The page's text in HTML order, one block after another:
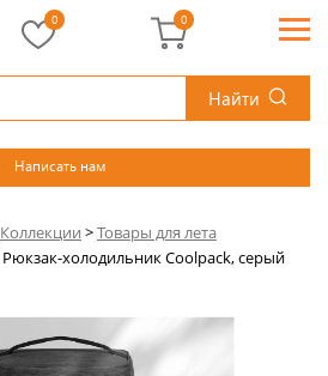
Найти
Написать нам
0 0
Коллекции >Товары для лета
Рюкзак-холодильник Coolpack, серый